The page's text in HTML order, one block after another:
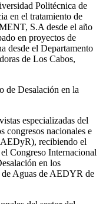
Politécnica de
en el tratamiento de
S.A desde el año
en proyectos de
desde el Departamento
de Los Cabos,
de Desalación en la
especializadas del
congresos nacionales e
recibiendo el
Congreso Internacional
en los
Aguas de AEDYR de